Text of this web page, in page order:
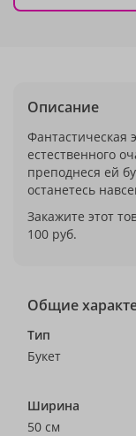
Описание
Фантастическая
естественного
преподнеся ей
останетесь
Закажите этот
100 руб.
Общие
Тип
Букет
Ширина
50 см